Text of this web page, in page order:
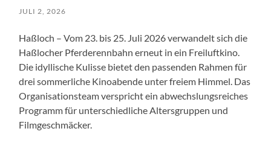
JULI 2, 2026
Haßloch – Vom 23. bis 25. Juli 2026 verwandelt sich die
Haßlocher Pferderennbahn erneut in ein Freiluftkino.
Die idyllische Kulisse bietet den passenden Rahmen für
drei sommerliche Kinoabende unter freiem Himmel. Das
Organisationsteam verspricht ein abwechslungsreiches
Programm für unterschiedliche Altersgruppen und
Filmgeschmäcker.